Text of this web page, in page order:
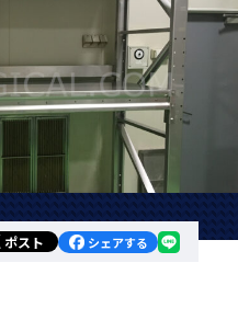
ポスト シェアする